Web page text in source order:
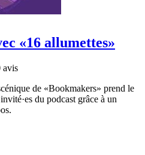
«16 allumettes»
avis
de «Bookmakers» prend le
du podcast grâce à un